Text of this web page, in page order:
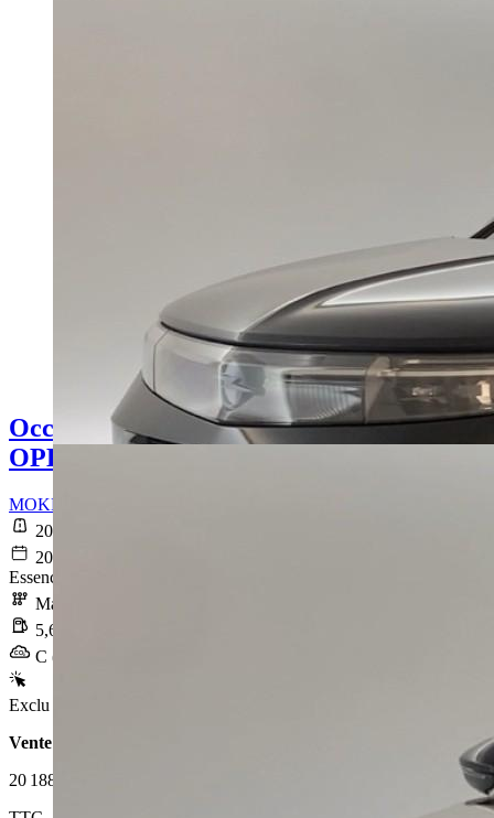
Occasion
OPEL MOKKA
MOKKA 1.2 Turbo 136 ch BVM6 GS
20 034 km
2025-04-30
Essence sans plomb
Manuelle
5,6 l/100km
C (127 g/km)
Exclu Web
Vente 100% en ligne
20 188 €